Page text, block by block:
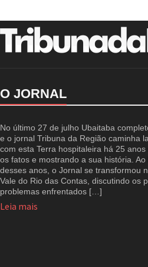
O JORNAL
No último 27 de julho Ubaitaba
e o jornal Tribuna da Região caminha
com esta Terra hospitaleira há 25
os fatos e mostrando a sua história. Ao
desses anos, o Jornal se transformou
Vale do Rio das Contas, discutindo os
problemas enfrentados […]
Leia mais